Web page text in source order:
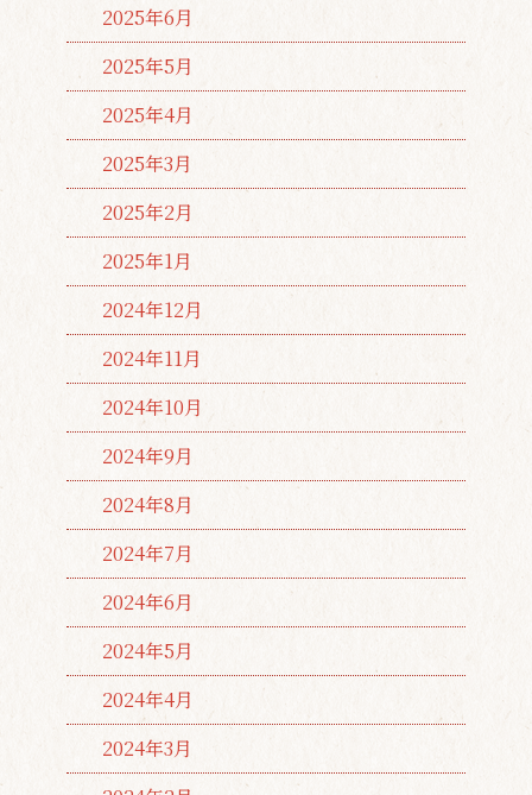
2025年6月
2025年5月
2025年4月
2025年3月
2025年2月
2025年1月
2024年12月
2024年11月
2024年10月
2024年9月
2024年8月
2024年7月
2024年6月
2024年5月
2024年4月
2024年3月